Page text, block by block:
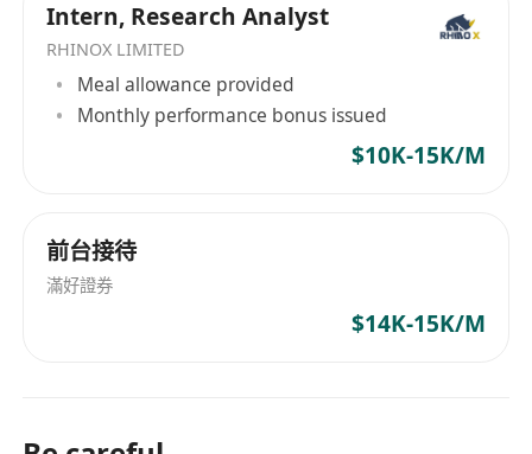
Intern, Research Analyst
RHINOX LIMITED
Meal allowance provided
Monthly performance bonus issued
$10K-15K/M
前台接待
滿好證券
$14K-15K/M